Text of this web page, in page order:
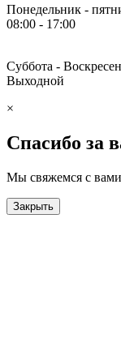
Понедельник -
08:00 - 17:00
Суббота -
Выходной
×
Спасибо за
Мы свяжемся с
Закрыть